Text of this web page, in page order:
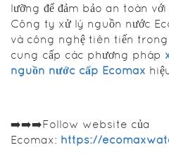
Các
công
nghệ
nước
sinh
lưỡng để đảm bảo an toàn
Công ty xử lý nguồn nước
và công nghệ tiên tiến trong
cung cấp các phương pháp
nguồn nước cấp Ecomax
➡️➡️➡️Follow website của
Ecomax: https://